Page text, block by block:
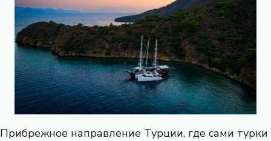
Прибрежное направление Турции, где сами турки